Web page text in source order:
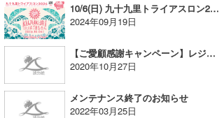
10/6(日) 九十九里トライアスロン2024開催による交通規制のお知らせ
2024年09月19日
【ご愛顧感謝キャンペーン】レジェンド最大枚数を付与いたしました！
2020年10月27日
メンテナンス終了のお知らせ
2022年03月25日
上田純子
上條将美
唐澤予報士
SancheZ